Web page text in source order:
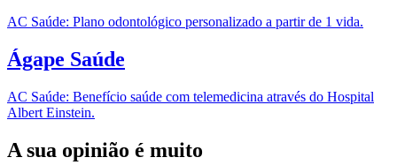
AC Saúde: Plano odontológico personalizado a partir de 1 vida.
Ágape Saúde
AC Saúde: Benefício saúde com telemedicina através do Hospital
Albert Einstein.
A sua opinião é muito